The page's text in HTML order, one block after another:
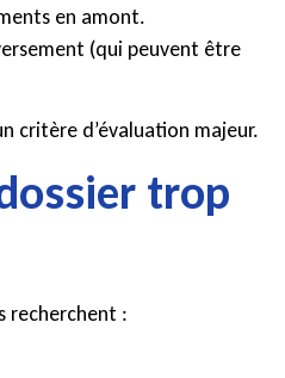
en amont.
(qui peuvent être
critère d’évaluation majeur.
trop
recherchent :